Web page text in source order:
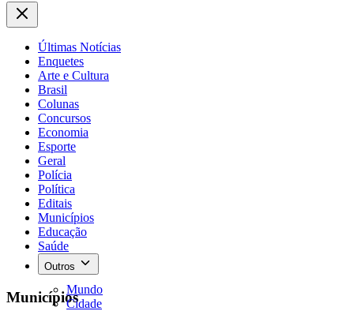
Últimas Notícias
Enquetes
Arte e Cultura
Brasil
Colunas
Concursos
Economia
Esporte
Geral
Polícia
Política
Editais
Municípios
Educação
Saúde
Outros
Mundo
Cidade
Municípios